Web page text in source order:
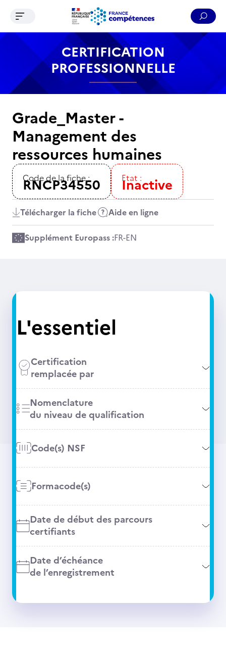
Contenu Recherche Menu Pied de page
Ouvrir le menu de navigation
CERTIFICATION
PROFESSIONNELLE
Grade_Master -
Management des
ressources humaines
Code de la fiche :
RNCP34550 Etat :
Inactive
Télécharger la fiche Aide en ligne
Supplément Europass :FR-EN
L'essentiel
Certification
remplacée par
Nomenclature
du niveau de qualification
Code(s) NSF
Formacode(s)
Date de début des parcours
certifiants
Date d’échéance
de l’enregistrement